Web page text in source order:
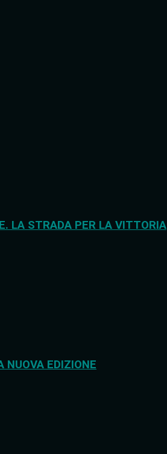
LA STRADA PER LA VITTORIA
NUOVA EDIZIONE